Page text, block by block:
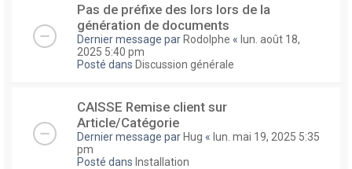
Pas de préfixe des lors lors de la
génération de documents
Dernier message par Rodolphe « lun. août 18,
2025 5:40 pm
Posté dans Discussion générale
CAISSE Remise client sur
Article/Catégorie
Dernier message par Hug « lun. mai 19, 2025 5:35
pm
Posté dans Installation